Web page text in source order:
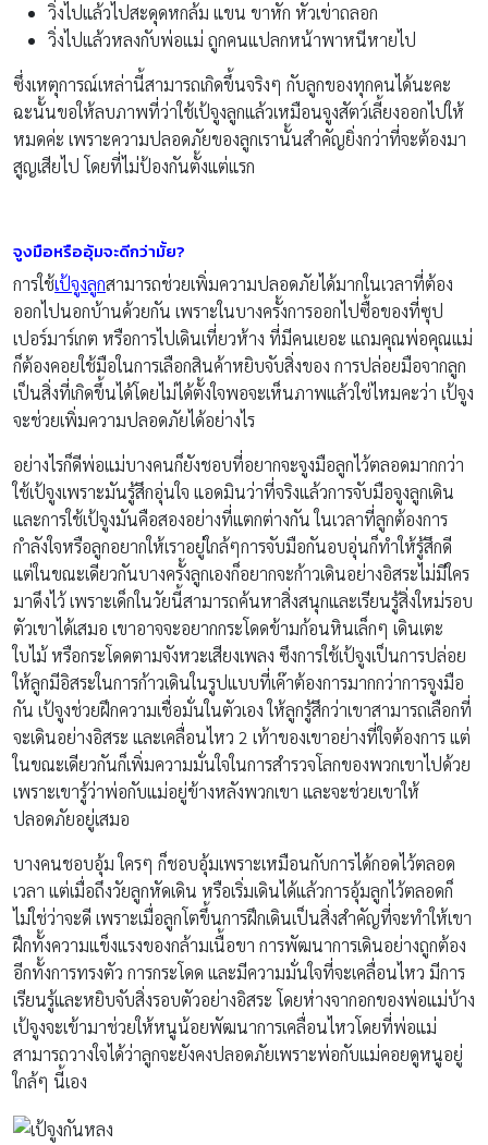
วิ่งไปแล้วไปสะดุดหกล้ม แขน ขาหัก หัวเข่าถลอก
วิ่งไปแล้วหลงกับพ่อแม่ ถูกคนแปลกหน้าพาหนีหายไป
ซึ่งเหตุการณ์เหล่านี้สามารถเกิดขึ้นจริงๆ กับลูกของทุกคนได้นะคะ
ฉะนั้นขอให้ลบภาพที่ว่าใช้เป้จูงลูกแล้วเหมือนจูงสัตว์เลี้ยงออกไปให้
หมดค่ะ เพราะความปลอดภัยของลูกเรานั้นสำคัญยิ่งกว่าที่จะต้องมา
สูญเสียไป โดยที่ไม่ป้องกันตั้งแต่แรก
จูงมือหรืออุ้มจะดีกว่ามั้ย?
การใช้เป้จูงลูกสามารถช่วยเพิ่มความปลอดภัยได้มากในเวลาที่ต้อง
ออกไปนอกบ้านด้วยกัน เพราะในบางครั้งการออกไปซื้อของที่ซุป
เปอร์มาร์เกต หรือการไปเดินเที่ยวห้าง ที่มีคนเยอะ แถมคุณพ่อคุณแม่
ก็ต้องคอยใช้มือในการเลือกสินค้าหยิบจับสิ่งของ การปล่อยมือจากลูก
เป็นสิ่งที่เกิดขึ้นได้โดยไม่ได้ตั้งใจพอจะเห็นภาพแล้วใช่ไหมคะว่า เป้จูง
จะช่วยเพิ่มความปลอดภัยได้อย่างไร
อย่างไรก็ดีพ่อแม่บางคนก็ยังชอบที่อยากจะจูงมือลูกไว้ตลอดมากกว่า
ใช้เป้จูงเพราะมันรู้สึกอุ่นใจ แอดมินว่าที่จริงแล้วการจับมือจูงลูกเดิน
และการใช้เป้จูงมันคือสองอย่างที่แตกต่างกัน ในเวลาที่ลูกต้องการ
กำลังใจหรือลูกอยากให้เราอยู่ใกล้ๆการจับมือกันอบอุ่นก็ทำให้รู้สึกดี
แต่ในขณะเดียวกันบางครั้งลูกเองก็อยากจะก้าวเดินอย่างอิสระไม่มีใคร
มาดึงไว้ เพราะเด็กในวัยนี้สามารถค้นหาสิ่งสนุกและเรียนรู้สิ่งใหม่รอบ
ตัวเขาได้เสมอ เขาอาจจะอยากกระโดดข้ามก้อนหินเล็กๆ เดินเตะ
ใบไม้ หรือกระโดดตามจังหวะเสียงเพลง ซึงการใช้เป้จูงเป็นการปล่อย
ให้ลูกมีอิสระในการก้าวเดินในรูปแบบที่เค๊าต้องการมากกว่าการจูงมือ
กัน เป้จูงช่วยฝึกความเชื่อมั่นในตัวเอง ให้ลูกรู้สึกว่าเขาสามารถเลือกที่
จะเดินอย่างอิสระ และเคลื่อนไหว 2 เท้าของเขาอย่างที่ใจต้องการ แต่
ในขณะเดียวกันก็เพิ่มความมั่นใจในการสำรวจโลกของพวกเขาไปด้วย
เพราะเขารู้ว่าพ่อกับแม่อยู่ข้างหลังพวกเขา และจะช่วยเขาให้
ปลอดภัยอยู่เสมอ
บางคนชอบอุ้ม ใครๆ ก็ชอบอุ้มเพราะเหมือนกับการได้กอดไว้ตลอด
เวลา แต่เมื่อถึงวัยลูกหัดเดิน หรือเริ่มเดินได้แล้วการอุ้มลูกไว้ตลอดก็
ไม่ใช่ว่าจะดี เพราะเมื่อลูกโตขึ้นการฝึกเดินเป็นสิ่งสำคัญที่จะทำให้เขา
ฝึกทั้งความแข็งแรงของกล้ามเนื้อขา การพัฒนาการเดินอย่างถูกต้อง
อีกทั้งการทรงตัว การกระโดด และมีความมั่นใจที่จะเคลื่อนไหว มีการ
เรียนรู้และหยิบจับสิ่งรอบตัวอย่างอิสระ โดยห่างจากอกของพ่อแม่บ้าง
เป้จูงจะเข้ามาช่วยให้หนูน้อยพัฒนาการเคลื่อนไหวโดยที่พ่อแม่
สามารถวางใจได้ว่าลูกจะยังคงปลอดภัยเพราะพ่อกับแม่คอยดูหนูอยู่
ใกล้ๆ นี้เอง